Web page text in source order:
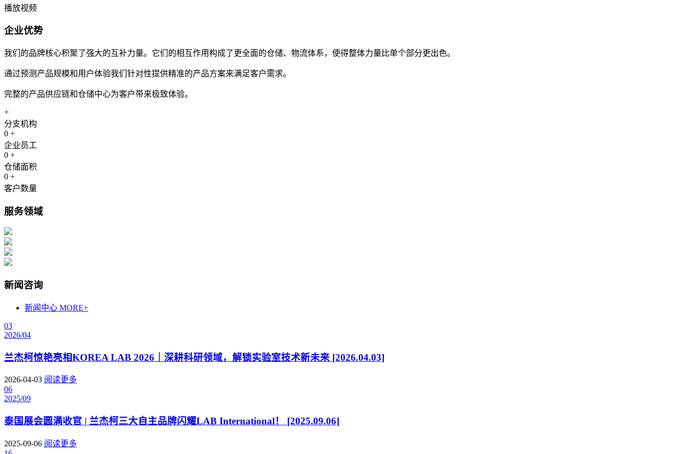
播放视频
企业优势
我们的品牌核心积聚了强大的互补力量。它们的相互作用构成了更全面的仓储、物流体系，使得整体力量比单个部分更出色。
通过预测产品规模和用户体验我们针对性提供精准的产品方案来满足客户需求。
完整的产品供应链和仓储中心为客户带来极致体验。
+
分支机构
0 +
企业员工
0 +
仓储面积
0 +
客户数量
服务领域
新闻咨询
新闻中心 MORE+
03
2026/04
兰杰柯惊艳亮相KOREA LAB 2026｜深耕科研领域，解锁实验室技术新未来 [2026.04.03]
2026-04-03 阅读更多
06
2025/09
泰国展会圆满收官 | 兰杰柯三大自主品牌闪耀LAB International！ [2025.09.06]
2025-09-06 阅读更多